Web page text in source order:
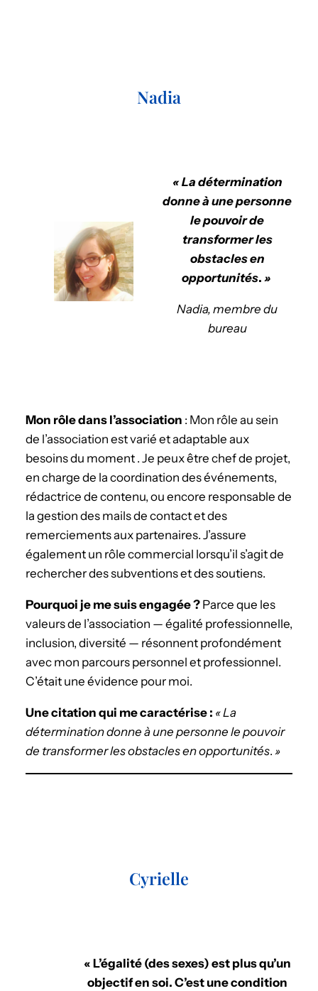
Nadia
« La détermination
donne à une personne
le pouvoir de
transformer les
obstacles en
opportunités. »
Nadia, membre du
bureau
Mon rôle dans l’association : Mon rôle au sein
de l’association est varié et adaptable aux
besoins du moment . Je peux être chef de projet,
en charge de la coordination des événements,
rédactrice de contenu, ou encore responsable de
la gestion des mails de contact et des
remerciements aux partenaires. J’assure
également un rôle commercial lorsqu’il s’agit de
rechercher des subventions et des soutiens.
­Pourquoi je me suis engagée ? Parce que les
valeurs de l’association — égalité professionnelle,
inclusion, diversité — résonnent profondément
avec mon parcours personnel et professionnel.
C’était une évidence pour moi.
Une citation qui me caractérise : « La
détermination donne à une personne le pouvoir
de transformer les obstacles en opportunités. »
Cyrielle
« L’égalité (des sexes) est plus qu’un
objectif en soi. C’est une condition